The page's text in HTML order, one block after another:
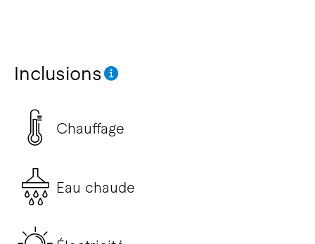
Inclusions
Chauffage
Eau chaude